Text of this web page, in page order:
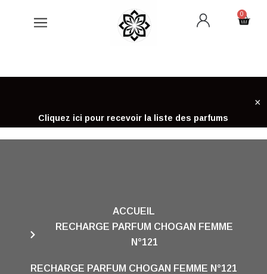
0
Cart
Cliquez ici pour recevoir la liste des parfums
×
ACCUEIL
RECHARGE PARFUM CHOGAN FEMME
N°121
RECHARGE PARFUM CHOGAN FEMME N°121